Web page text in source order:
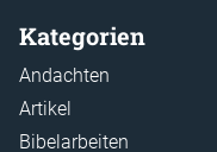
Kategorien
Andachten
Artikel
Bibelarbeiten